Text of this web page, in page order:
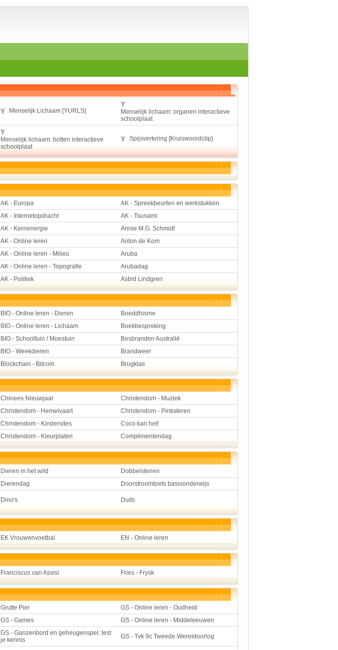
Menselijk Lichaam [YURLS]
Menselijk lichaam: organen interactieve
schoolplaat
Menselijk lichaam: botten interactieve
schoolplaat
Spijsvertering [Kruiswoordclip]
AK - Europa
AK - Spreekbeurten en werkstukken
AK - Internetopdracht
AK - Tsunami
AK - Kernenergie
Annie M.G. Schmidt
AK - Online leren
Anton de Kom
AK - Online leren - Milieu
Aruba
AK - Online leren - Topografie
Arubadag
AK - Politiek Astrid Lindgren
BIO - Online leren - Dieren
Boeddhisme
BIO - Online leren - Lichaam
Boekbespreking
BIO - Schooltuin / Moestuin
Bosbranden Australië
BIO - Weekdieren
Brandweer
Blockchain - Bitcoin Brugklas
Chinees Nieuwjaar
Christendom - Muziek
Christendom - Hemelvaart
Christendom - Pinksteren
Christendom - Kindersites
Coco kan het!
Christendom - Kleurplaten Complimentendag
Dieren in het wild
Dobbelstenen
Dierendag
Doorstroomtoets basisonderwijs
Dino's Duits
EK Vrouwenvoetbal EN - Online leren
Franciscus van Assisi Fries - Frysk
Grutte Pier
GS - Online leren - Oudheid
GS - Games GS - Online leren - Middeleeuwen
GS - Ganzenbord en geheugenspel: test
je kennis
GS - Tvk 9c Tweede Wereldoorlog